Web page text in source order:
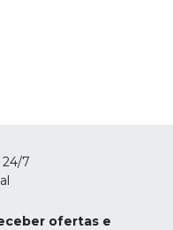
7
ofertas e